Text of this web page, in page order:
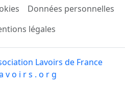
Données personnelles
légales
Lavoirs de France
v o i r s . o r g